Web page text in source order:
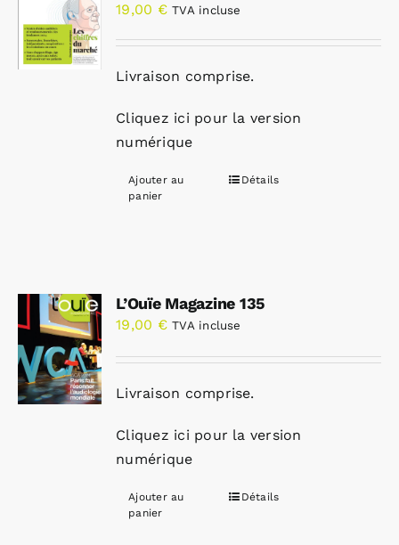
19,00 € TVA incluse
Livraison comprise.
Cliquez ici pour la version
numérique
Ajouter au
panier
Détails
L’Ouïe Magazine 135
19,00 € TVA incluse
Livraison comprise.
Cliquez ici pour la version
numérique
Ajouter au
panier
Détails